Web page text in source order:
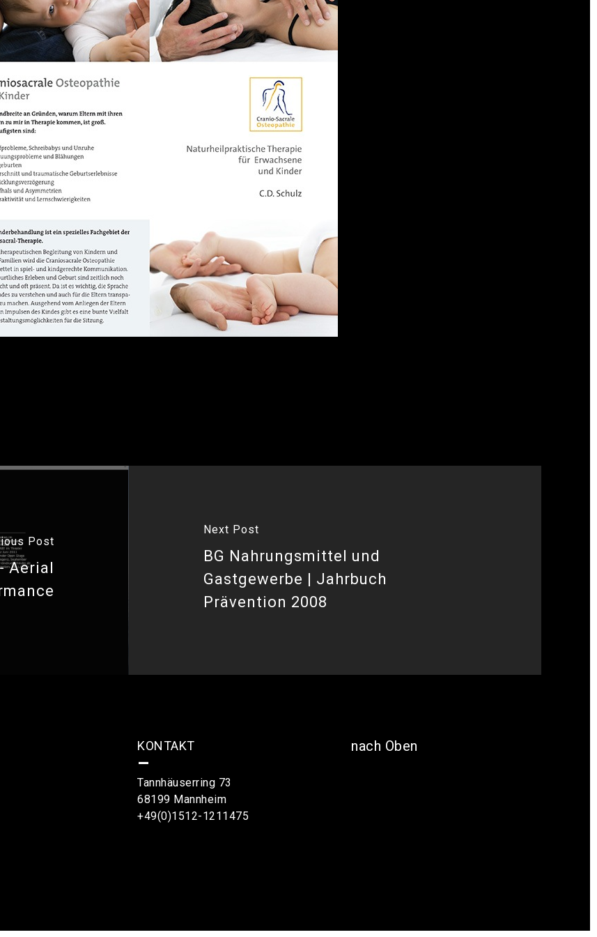
Post
Aerial
Next Post
BG Nahrungsmittel und
Gastgewerbe | Jahrbuch
Prävention 2008
KONTAKT
–
Tannhäuserring 73
68199 Mannheim
+49(0)1512-1211475
nach Oben